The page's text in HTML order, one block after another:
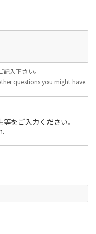
入下さい。
questions you might have.
をご入力ください。